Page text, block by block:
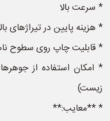
* سرعت بالا
* هزینه پایین در تیراژهای
* قابلیت چاپ روی سطوح
* امکان استفاده از
زیست)
* **معایب:**